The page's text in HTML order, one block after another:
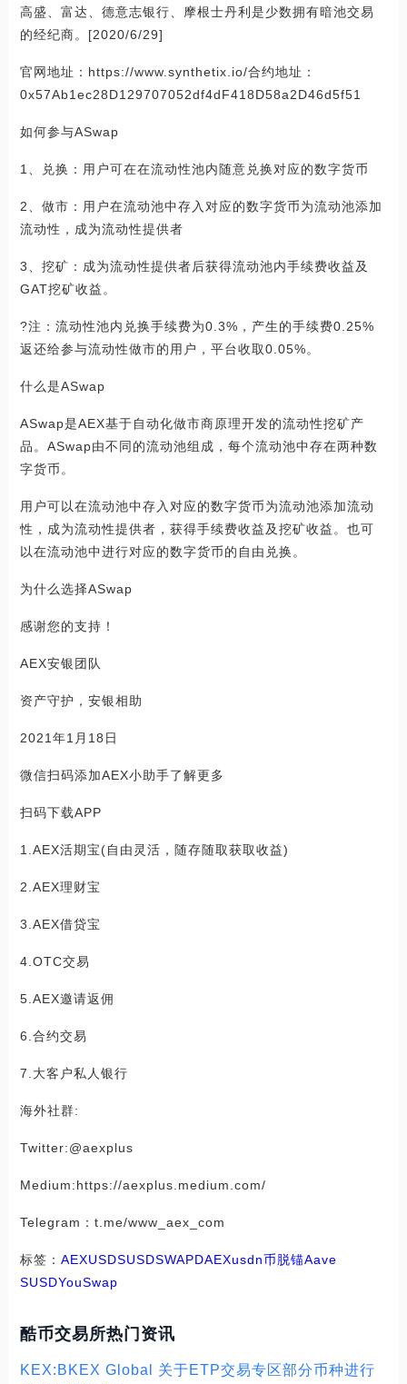
高盛、富达、德意志银行、摩根士丹利是少数拥有暗池交易
的经纪商。[2020/6/29]
官网地址：https://www.synthetix.io/合约地址：
0x57Ab1ec28D129707052df4dF418D58a2D46d5f51
如何参与ASwap
1、兑换：用户可在在流动性池内随意兑换对应的数字货币
2、做市：用户在流动池中存入对应的数字货币为流动池添加
流动性，成为流动性提供者
3、挖矿：成为流动性提供者后获得流动池内手续费收益及
GAT挖矿收益。
?注：流动性池内兑换手续费为0.3%，产生的手续费0.25%
返还给参与流动性做市的用户，平台收取0.05%。
什么是ASwap
ASwap是AEX基于自动化做市商原理开发的流动性挖矿产
品。ASwap由不同的流动池组成，每个流动池中存在两种数
字货币。
用户可以在流动池中存入对应的数字货币为流动池添加流动
性，成为流动性提供者，获得手续费收益及挖矿收益。也可
以在流动池中进行对应的数字货币的自由兑换。
为什么选择ASwap
感谢您的支持！
AEX安银团队
资产守护，安银相助
2021年1月18日
微信扫码添加AEX小助手了解更多
扫码下载APP
1.AEX活期宝(自由灵活，随存随取获取收益)
2.AEX理财宝
3.AEX借贷宝
4.OTC交易
5.AEX邀请返佣
6.合约交易
7.大客户私人银行
海外社群:
Twitter:@aexplus
Medium:https://aexplus.medium.com/
Telegram：t.me/www_aex_com
标签： AEXUSDSUSDSWAPDAEXusdn币脱锚Aave
SUSDYouSwap
酷币交易所热门资讯
KEX:BKEX Global 关于ETP交易专区部分币种进行